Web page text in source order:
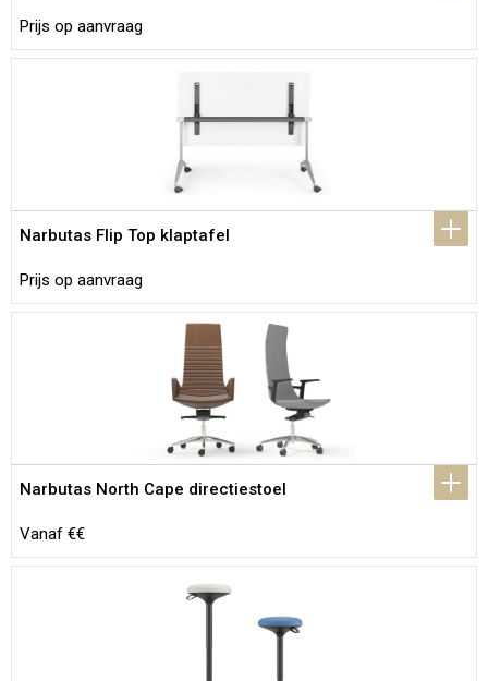
Prijs op aanvraag
Narbutas Flip Top klaptafel
Prijs op aanvraag
Narbutas North Cape directiestoel
Vanaf €€